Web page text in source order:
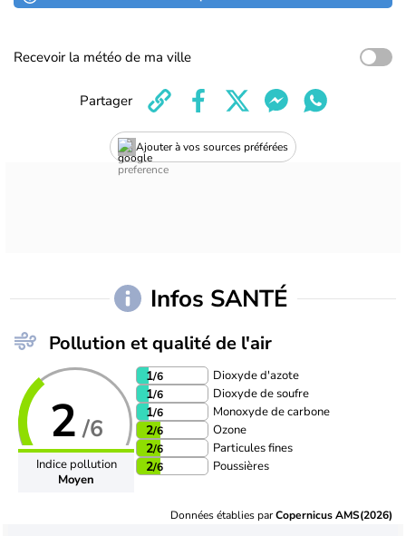
Recevoir la météo de ma ville
Ajouter à vos sources préférées
Partager
Infos SANTÉ
Pollution et qualité de l'air
2 /6
Indice pollution
Moyen
1/6 Dioxyde d'azote
1/6 Dioxyde de soufre
1/6 Monoxyde de carbone
2/6 Ozone
2/6 Particules fines
2/6 Poussières
Données établies parCopernicus AMS(2026)